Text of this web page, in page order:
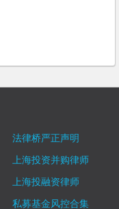
法律桥严正声明
上海投资并购律师
上海投融资律师
私募基金风控合集